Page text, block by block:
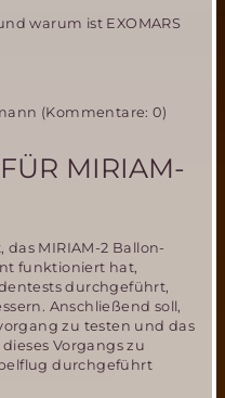
warum ist EXOMARS
(Kommentare: 0)
MIRIAM-
MIRIAM-2 Ballon-
funktioniert hat,
durchgeführt,
Anschließend soll,
zu testen und das
Vorgangs zu
durchgeführt